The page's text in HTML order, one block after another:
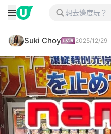
Suki Choy 2025/12/29